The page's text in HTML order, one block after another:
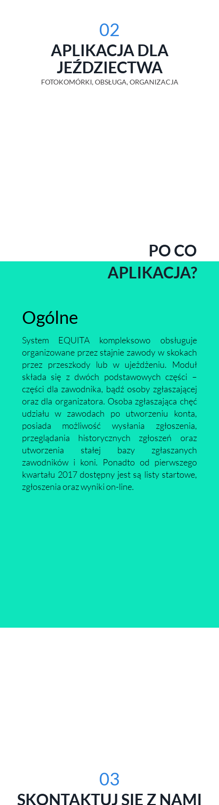
02
APLIKACJA DLA
JEŹDZIECTWA
FOTOKOMÓRKI, OBSŁUGA, ORGANIZACJA
PO CO
APLIKACJA?
Ogólne
System EQUITA kompleksowo obsługuje
organizowane przez stajnie zawody w skokach
przez przeszkody lub w ujeżdżeniu. Moduł
składa się z dwóch podstawowych części –
części dla zawodnika, bądź osoby zgłaszającej
oraz dla organizatora. Osoba zgłaszająca chęć
udziału w zawodach po utworzeniu konta,
posiada możliwość wysłania zgłoszenia,
przeglądania historycznych zgłoszeń oraz
utworzenia stałej bazy zgłaszanych
zawodników i koni. Ponadto od pierwszego
kwartału 2017 dostępny jest są listy startowe,
zgłoszenia oraz wyniki on-line.
03
SKONTAKTUJ SIĘ Z NAMI